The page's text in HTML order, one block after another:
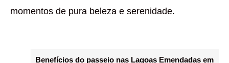
momentos de pura beleza e serenidade.
Benefícios do passeio nas Lagoas Emendadas em